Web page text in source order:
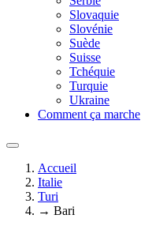
Slovaquie
Slovénie
Suède
Suisse
Tchéquie
Turquie
Ukraine
Comment ça marche
Accueil
Italie
Turi
→ Bari